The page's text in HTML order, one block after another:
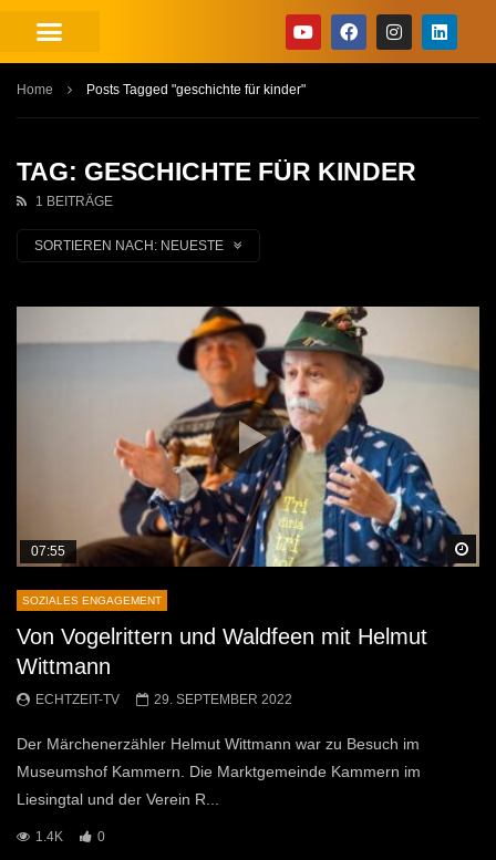
Home Posts Tagged "geschichte für kinder"
TAG: GESCHICHTE FÜR KINDER
1 BEITRÄGE
SORTIEREN NACH: NEUESTE
07:55
SOZIALES ENGAGEMENT
Von Vogelrittern und Waldfeen mit Helmut
Wittmann
ECHTZEIT-TV 29. SEPTEMBER 2022
Der Märchenerzähler Helmut Wittmann war zu Besuch im
Museumshof Kammern. Die Marktgemeinde Kammern im
Liesingtal und der Verein R...
1.4K 0